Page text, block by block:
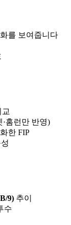
를 보여줍니다
·홈런만 반영)
한 FIP
9) 추이
수